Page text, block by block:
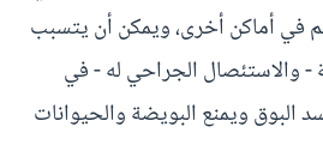
في أماكن أخرى، ويمكن أن يتسبب
- والاستئصال الجراحي له - في
البوق ويمنع البويضة والحيوانات